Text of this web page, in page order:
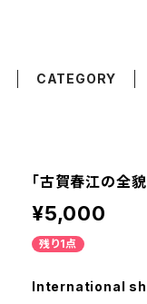
CATEGORY
「古賀春江の全
¥5,000
残り1点
International